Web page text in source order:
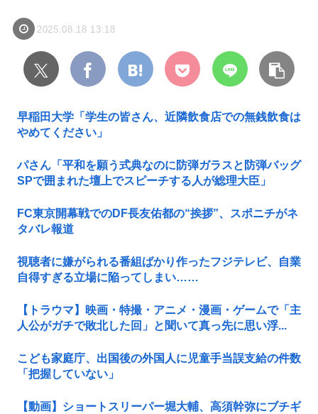
2025.08.18 13:18
早稲田大学「学生の皆さん、近隣飲食店での無銭飲食は
やめてください」
パさん「平和を願う式典なのに防弾ガラスと防弾バッグ
SPで囲まれた壇上でスピーチする人が総理大臣」
FC東京開幕戦でのDF長友佑都の“挨拶”、スポニチがネ
タバレ報道
視聴者に嫌がられる番組ばかり作ったフジテレビ、自業
自得すぎる立場に陥ってしまい……
【トラウマ】映画・特撮・アニメ・漫画・ゲームで「主
人公がガチで敗北した回」と聞いて真っ先に思い浮...
こども家庭庁、出国後の外国人に児童手当誤支給の件数
「把握していない」
【動画】ショートスリーパー堀大輔、高須幹弥にブチギ